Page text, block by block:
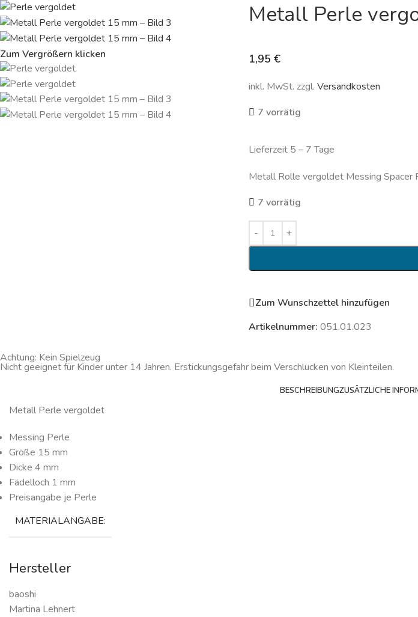
Zum Vergrößern klicken
Metall Perle
1,95 €
inkl. MwSt. zzgl. Versandkosten
7 vorrätig
Lieferzeit 5 – 7 Tage
Metall Rolle vergoldet Messing Spacer
7 vorrätig
Zum Wunschzettel hinzufügen
Artikelnummer: 051.01.023
Achtung: Kein Spielzeug
Nicht geeignet für Kinder unter 14 Jahren. Erstickungsgefahr beim Verschlucken von Kleinteilen.
BESCHREIBUNGZUSÄTZLICHE
Metall Perle vergoldet
Messing Perle
Größe 15 mm
Dicke 4 mm
Fädelloch 1 mm
Preisangabe je Perle
MATERIALANGABE:
Hersteller
baoshi
Martina Lehnert